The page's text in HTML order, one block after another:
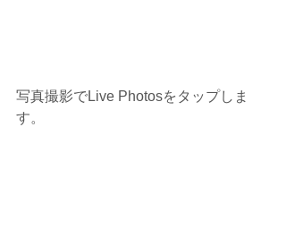
写真撮影でLive Photosをタップしま
す。